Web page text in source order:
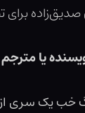
برای
یا
یک سری از